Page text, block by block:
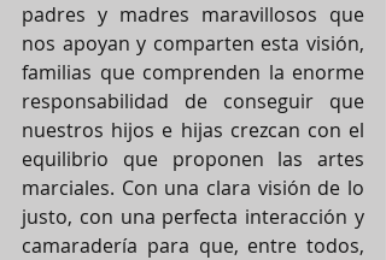
padres y madres maravillosos que
nos apoyan y comparten esta visión,
familias que comprenden la enorme
responsabilidad de conseguir que
nuestros hijos e hijas crezcan con el
equilibrio que proponen las artes
marciales. Con una clara visión de lo
justo, con una perfecta interacción y
camaradería para que, entre todos,